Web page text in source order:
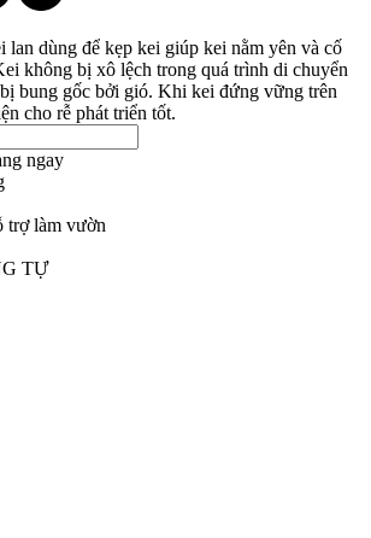
lan dùng để kẹp kei giúp kei nằm yên và cố
không bị xô lệch trong quá trình di chuyển
bung gốc bởi gió. Khi kei đứng vững trên
cho rễ phát triển tốt.
ngay
trợ làm vườn
TỰ